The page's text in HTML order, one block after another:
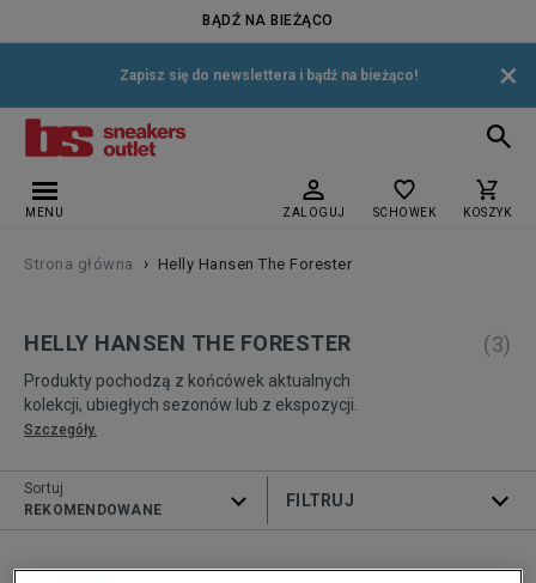
BĄDŹ NA BIEŻĄCO
Zapisz się do newslettera i bądź na bieżąco! ×
MENU ZALOGUJ SCHOWEK KOSZYK
Strona główna › Helly Hansen The Forester
HELLY HANSEN THE FORESTER
Produkty pochodzą z końcówek aktualnych
kolekcji, ubiegłych sezonów lub z ekspozycji.
Szczegóły.
(3)
ROZWIŃ FILTRY
Sortuj
REKOMENDOWANE